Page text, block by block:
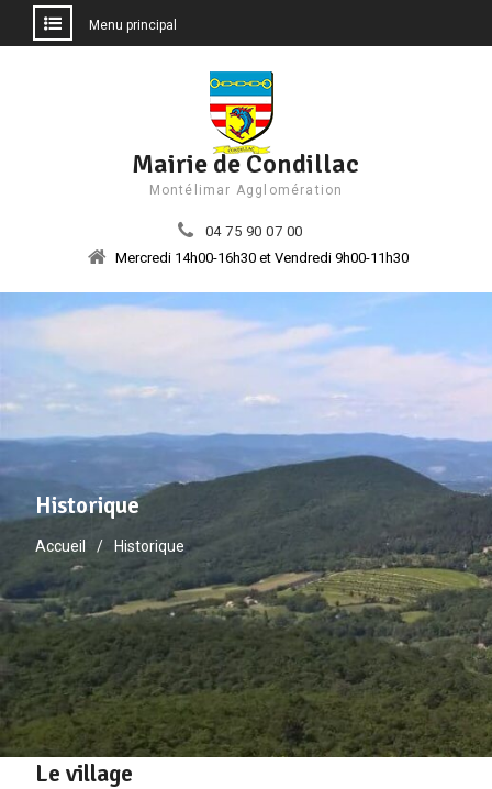
Menu principal
Mairie de Condillac
Montélimar Agglomération
04 75 90 07 00
Mercredi 14h00-16h30 et Vendredi 9h00-11h30
Historique
Accueil Historique
Le village